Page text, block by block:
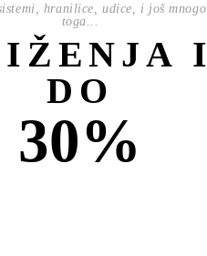
hranilice, udice, i još mnogo
toga...
I
DO
30%